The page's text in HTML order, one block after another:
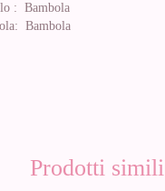
: Bambola
Bambola
Prodotti simili